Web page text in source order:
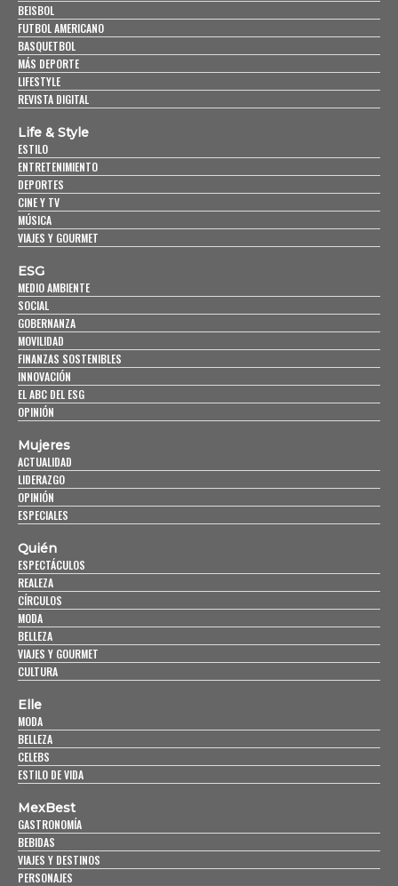
BEISBOL
FUTBOL AMERICANO
BASQUETBOL
MÁS DEPORTE
LIFESTYLE
REVISTA DIGITAL
Life & Style
ESTILO
ENTRETENIMIENTO
DEPORTES
CINE Y TV
MÚSICA
VIAJES Y GOURMET
ESG
MEDIO AMBIENTE
SOCIAL
GOBERNANZA
MOVILIDAD
FINANZAS SOSTENIBLES
INNOVACIÓN
EL ABC DEL ESG
OPINIÓN
Mujeres
ACTUALIDAD
LIDERAZGO
OPINIÓN
ESPECIALES
Quién
ESPECTÁCULOS
REALEZA
CÍRCULOS
MODA
BELLEZA
VIAJES Y GOURMET
CULTURA
Elle
MODA
BELLEZA
CELEBS
ESTILO DE VIDA
MexBest
GASTRONOMÍA
BEBIDAS
VIAJES Y DESTINOS
PERSONAJES